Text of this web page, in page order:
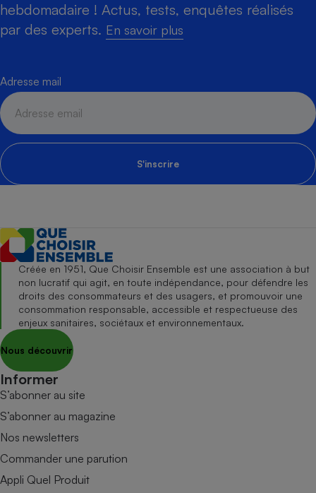
hebdomadaire ! Actus, tests, enquêtes réalisés
par des experts. En savoir plus
Adresse mail
S'inscrire
Créée en 1951, Que Choisir Ensemble est une association à but
non lucratif qui agit, en toute indépendance, pour défendre les
droits des consommateurs et des usagers, et promouvoir une
consommation responsable, accessible et respectueuse des
enjeux sanitaires, sociétaux et environnementaux.
Nous découvrir
Informer
S’abonner au site
S’abonner au magazine
Nos newsletters
Commander une parution
Appli Quel Produit